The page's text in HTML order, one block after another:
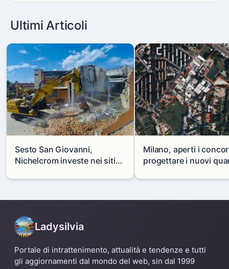
Ultimi Articoli
Sesto San Giovanni,
Nichelcrom investe nei siti
capannone per fare spazio a
Milano, aperti i
progettare i nuovi
Mare
Ladysilvia
Portale di intrattenimento, attualità e tendenze e tutti
gli aggiornamenti dal mondo del web, sin dal 1999